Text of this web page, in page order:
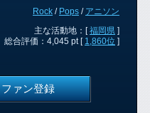
Rock / Pops / アニソン
主な活動地：[福岡県 ]
総合評価：4,045 pt [ 1,860位 ]
ファン登録